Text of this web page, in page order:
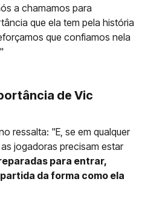
a chamamos para
que ela tem pela história
que confiamos nela
de Vic
ressalta: "E, se em qualquer
jogadoras precisam estar
para entrar,
da forma como ela